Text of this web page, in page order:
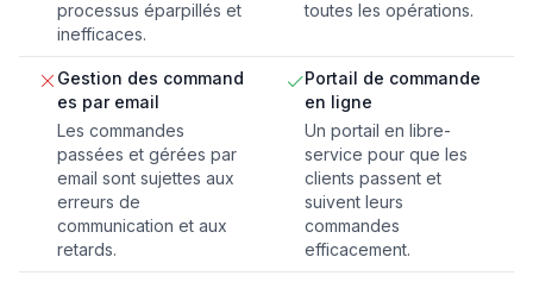
processus éparpillés et
inefficaces.
toutes les opérations.
Gestion des command
es par email
Les commandes
passées et gérées par
email sont sujettes aux
erreurs de
communication et aux
retards.
Portail de commande
en ligne
Un portail en libre-
service pour que les
clients passent et
suivent leurs
commandes
efficacement.